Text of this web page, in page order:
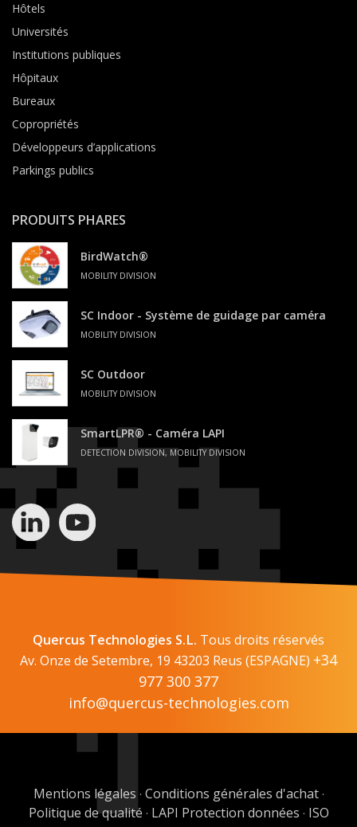
Hôtels
Universités
Institutions publiques
Hôpitaux
Bureaux
Copropriétés
Développeurs d’applications
Parkings publics
PRODUITS PHARES
BirdWatch®
MOBILITY DIVISION
SC Indoor - Système de guidage par caméra
MOBILITY DIVISION
SC Outdoor
MOBILITY DIVISION
SmartLPR® - Caméra LAPI
DETECTION DIVISION, MOBILITY DIVISION
Quercus Technologies S.L. Tous droits réservés
Av. Onze de Setembre, 19 43203 Reus (ESPAGNE) +34
977 300 377
info@quercus-technologies.com
Mentions légales · Conditions générales d'achat·
Politique de qualité · LAPI Protection données · ISO